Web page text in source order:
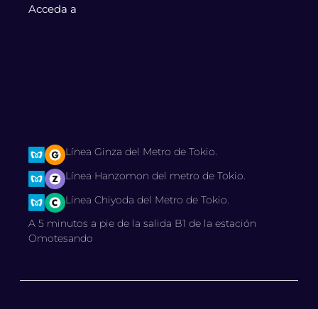
Acceda a
Línea Ginza del Metro de Tokio.
Línea Hanzomon del metro de Tokio.
Línea Chiyoda del Metro de Tokio.
A 5 minutos a pie de la salida B1 de la estación
Omotesando